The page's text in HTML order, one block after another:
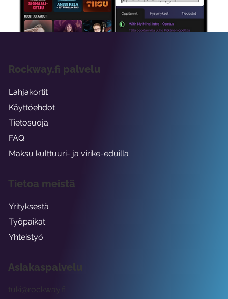
viikon ajaksi.
Asiakaspalvelu
tuki@rockway.fi
Rockway.fi palvelu
Lahjakortit
Käyttöehdot
Tietosuoja
FAQ
Maksu kulttuuri- ja virike-eduilla
Tietoa meistä
Yrityksestä
Työpaikat
Yhteistyö